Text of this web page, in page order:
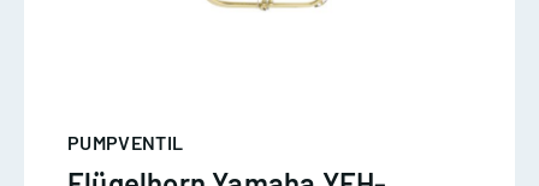
PUMPVENTIL